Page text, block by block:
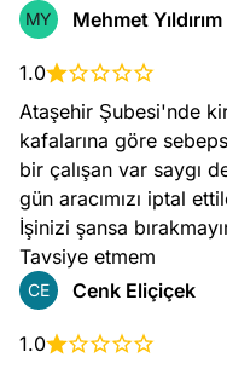
MY Mehmet Yıldırım
1.0
Ataşehir Şubesi'nde
kafalarına göre
bir çalışan var saygı
gün aracımızı iptal
İşinizi şansa
Tavsiye etmem
CE Cenk Eliçiçek
1.0